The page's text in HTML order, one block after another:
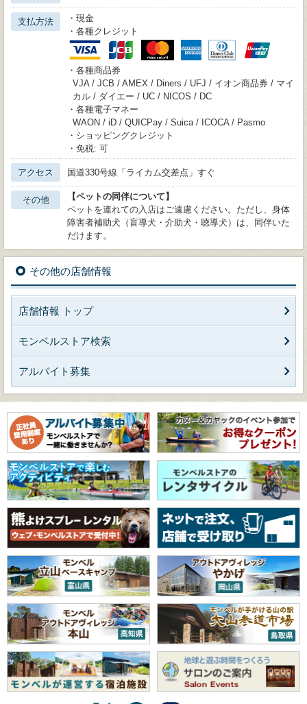
支払方法
・現金
・各種クレジット
・各種商品券
VJA / JCB / AMEX / Diners / UFJ / イオン商品券 / マイ
カル / ダイエー / UC / NICOS / DC
・各種電子マネー
WAON / iD / QUICPay / Suica / ICOCA / Pasmo
・ショッピングクレジット
・免税: 可
アクセス 国道330号線「ライカム交差点」すぐ
その他
【ペットの同伴について】
ペットを連れての入店はご遠慮ください。ただし、身体
障害者補助犬（盲導犬・介助犬・聴導犬）は、同伴いた
だけます。
その他の店舗情報
店舗情報 トップ
モンベルストア検索
アルバイト募集